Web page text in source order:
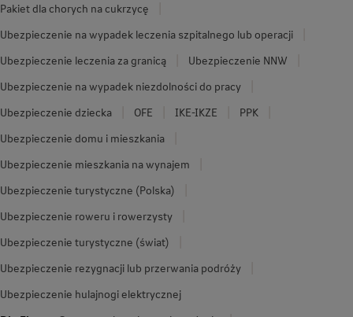
Pakiet dla chorych na cukrzycę
Ubezpieczenie na wypadek leczenia szpitalnego lub operacji
Ubezpieczenie leczenia za granicą
Ubezpieczenie NNW
Ubezpieczenie na wypadek niezdolności do pracy
Ubezpieczenie dziecka
OFE IKE-IKZE
PPK
Ubezpieczenie domu i mieszkania
Ubezpieczenie mieszkania na wynajem
Ubezpieczenie turystyczne (Polska)
Ubezpieczenie roweru i rowerzysty
Ubezpieczenie turystyczne (świat)
Ubezpieczenie rezygnacji lub przerwania podróży
Ubezpieczenie hulajnogi elektrycznej